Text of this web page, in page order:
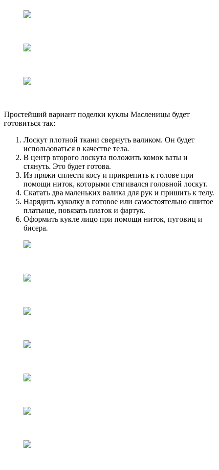
Простейший вариант поделки куклы Масленицы будет
готовиться так:
Лоскут плотной ткани свернуть валиком. Он будет
использоваться в качестве тела.
В центр второго лоскута положить комок ваты и
стянуть. Это будет готова.
Из пряжи сплести косу и прикрепить к голове при
помощи ниток, которыми стягивался головной лоскут.
Скатать два маленьких валика для рук и пришить к телу.
Нарядить куколку в готовое или самостоятельно сшитое
платьице, повязать платок и фартук.
Оформить кукле лицо при помощи ниток, пуговиц и
бисера.